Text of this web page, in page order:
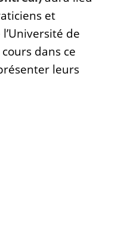
et
de
dans ce
leurs